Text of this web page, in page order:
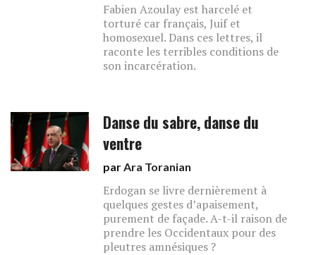
Fabien Azoulay est harcelé et
torturé car français, Juif et
homosexuel. Dans ces lettres, il
raconte les terribles conditions de
son incarcération.
Danse du sabre, danse du
ventre
parAra Toranian
Erdogan se livre dernièrement à
quelques gestes d’apaisement,
purement de façade. A-t-il raison de
prendre les Occidentaux pour des
pleutres amnésiques ?